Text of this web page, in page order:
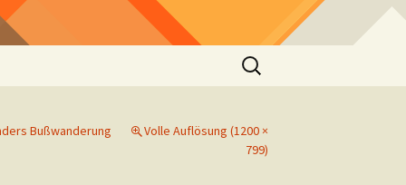
Suchen
nach:
Bußwanderung
Volle Auflösung (1200 ×
799)